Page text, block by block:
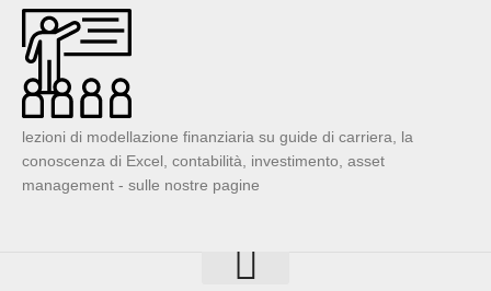
lezioni di modellazione finanziaria su guide di carriera, la
conoscenza di Excel, contabilità, investimento, asset
management - sulle nostre pagine